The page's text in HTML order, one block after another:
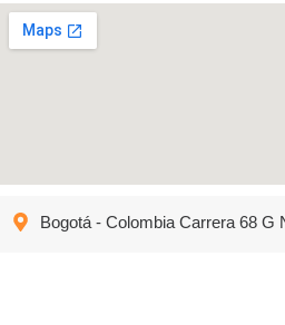
Bogotá - Colombia Carrera 68 G